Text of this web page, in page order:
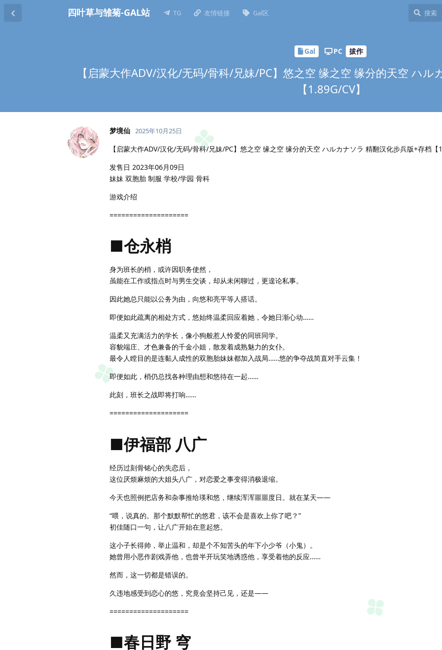
四叶草与雏菊-GAL站 TG 友情链接 Gal区
Gal PC 拔作
【启蒙大作ADV/汉化/无码/骨科/兄妹/PC】悠之空 缘之空 缘分的天空 ハ
【1.89G/CV】
梦境仙 2025年10月25日
【启蒙大作ADV/汉化/无码/骨科/兄妹/PC】悠之空 缘之空 缘分的天空 ハルカナソラ 精翻汉化步兵版+存档【
发售日 2023年06月09日
妹妹 双胞胎 制服 学校/学园 骨科
游戏介绍
====================
■仓永梢
身为班长的梢，或许因职务使然，
虽能在工作或指点时与男生交谈，却从未闲聊过，更遑论私事。
因此她总只能以公务为由，向悠和亮平等人搭话。
即便如此疏离的相处方式，悠始终温柔回应着她，令她日渐心动……
温柔又充满活力的学长，像小狗般惹人怜爱的同班同学。
容貌端庄、才色兼备的千金小姐，散发着成熟魅力的女仆。
最令人瞠目的是连黏人成性的双胞胎妹妹都加入战局……悠的争夺战简直对手云集！
即便如此，梢仍总找各种理由想和悠待在一起……
此刻，班长之战即将打响……
====================
■伊福部 八广
经历过刻骨铭心的失恋后，
这位厌烦麻烦的大姐头八广，对恋爱之事变得消极退缩。
今天也照例把店务和杂事推给瑛和悠，继续浑浑噩噩度日。就在某天——
“喂，说真的。那个默默帮忙的悠君，该不会是喜欢上你了吧？”
初佳随口一句，让八广开始在意起悠。
这小子长得帅，举止温和，却是个不知苦头的年下小少爷（小鬼）。
她曾用小恶作剧戏弄他，也曾半开玩笑地诱惑他，享受着他的反应……
然而，这一切都是错误的。
久违地感受到恋心的悠，究竟会坚持己见，还是——
====================
■春日野 穹